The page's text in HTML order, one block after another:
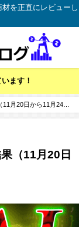
を正直にレビューし
ます！
月20日から11月24日
（11月20日